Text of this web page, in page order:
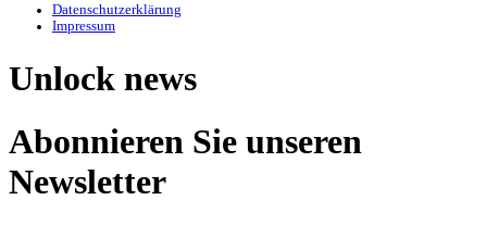
Datenschutzerklärung
Impressum
Unlock news
Abonnieren Sie unseren
Newsletter